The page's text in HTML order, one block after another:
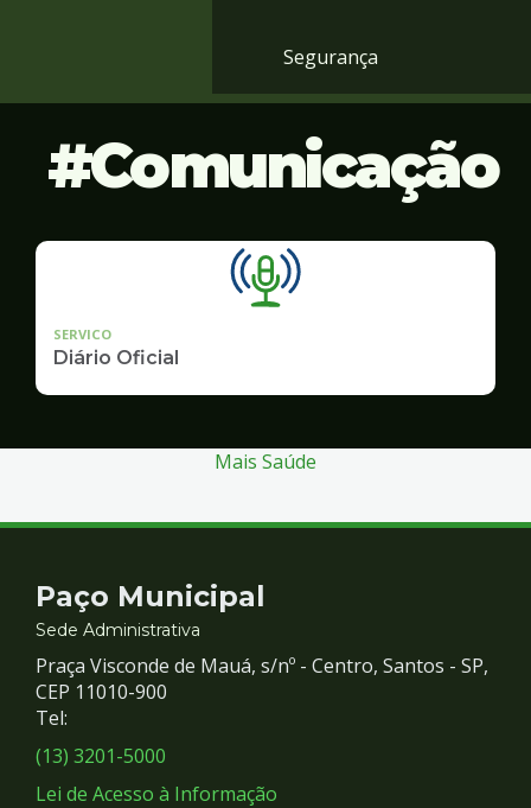
Segurança
Comunicação
SERVICO
Diário Oficial
Mais Saúde
Contato
e
Redes
Sociais
Paço Municipal
Sede Administrativa
Praça Visconde de Mauá, s/nº - Centro, Santos - SP,
CEP 11010-900
Tel:
(13) 3201-5000
Lei de Acesso à Informação